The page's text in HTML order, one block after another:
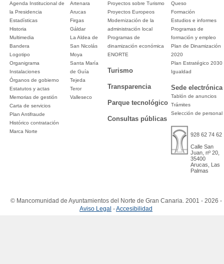
Agenda Institucional de
la Presidencia
Estadísticas
Historia
Multimedia
Bandera
Logotipo
Organigrama
Instalaciones
Órganos de gobierno
Estatutos y actas
Memorias de gestión
Carta de servicios
Plan Antifraude
Histórico contratación
Marca Norte
Artenara
Arucas
Firgas
Gáldar
La Aldea de
San Nicolás
Moya
Santa María
de Guía
Tejeda
Teror
Valleseco
Proyectos sobre Turismo
Proyectos Europeos
Modernización de la
administración local
Programas de
dinamización económica
ENORTE
Turismo
Transparencia
Parque tecnológico
Consultas públicas
Queso
Formación
Estudios e informes
Programas de
formación y empleo
Plan de Dinamización
2020
Plan Estratégico 2030
Igualdad
Sede electrónica
Tablón de anuncios
Trámites
Selección de personal
928 62 74 62
Calle San
Juan, nº 20,
35400
Arucas, Las
Palmas
© Mancomunidad de Ayuntamientos del Norte de Gran Canaria. 2001 - 2026 -
Aviso Legal -Accesibilidad